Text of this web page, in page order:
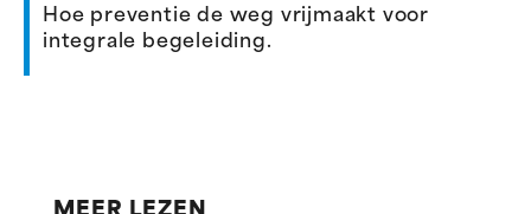
Hoe preventie de weg vrijmaakt voor
integrale begeleiding.